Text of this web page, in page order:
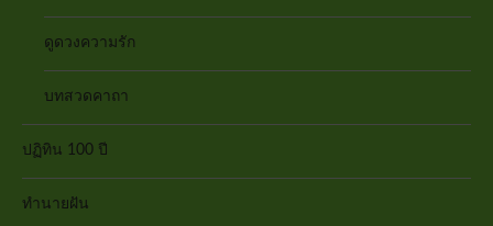
ดูดวงความรัก
บทสวดคาถา
ปฏิทิน 100 ปี
ทำนายฝัน